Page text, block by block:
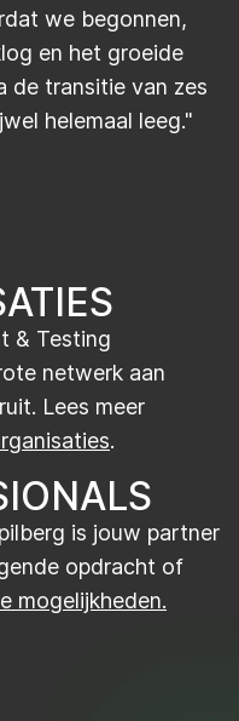
we begonnen,
en het groeide
de transitie van zes
helemaal leeg."
& Testing
netwerk aan
Lees meer
.
is jouw partner
opdracht of
mogelijkheden.